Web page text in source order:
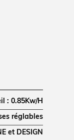
: 0.85Kw/H
réglables
et DESIGN